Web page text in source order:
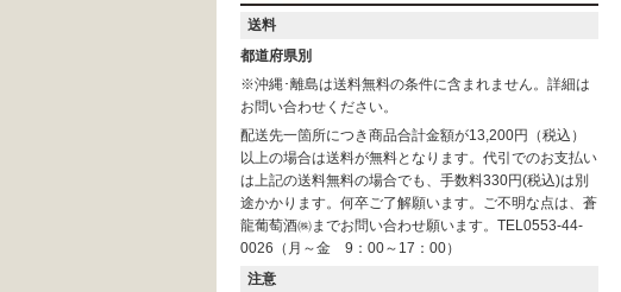
送料
都道府県別
※沖縄･離島は送料無料の条件に含まれません。詳細は
お問い合わせください。
配送先一箇所につき商品合計金額が13,200円（税込）
以上の場合は送料が無料となります。代引でのお支払い
は上記の送料無料の場合でも、手数料330円(税込)は別
途かかります。何卒ご了解願います。ご不明な点は、蒼
龍葡萄酒㈱までお問い合わせ願います。TEL0553-44-
0026（月～金 9：00～17：00）
注意